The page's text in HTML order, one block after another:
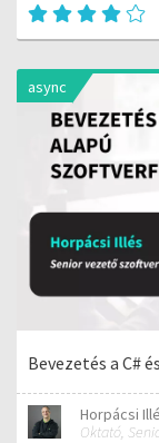
async
Bevezetés a C#
Horpácsi
Oktató,